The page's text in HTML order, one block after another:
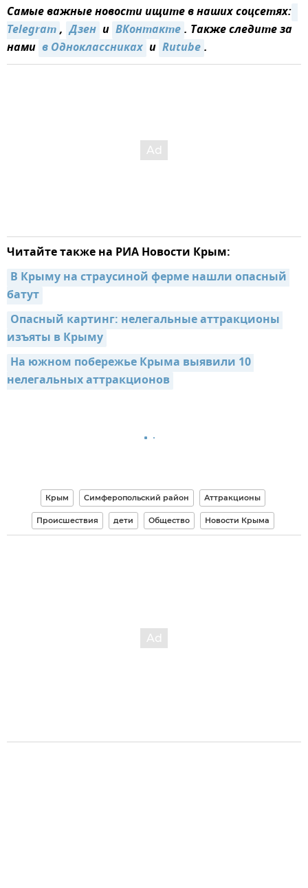
Самые важные новости ищите в наших соцсетях:
Telegram, Дзен и ВКонтакте. Также следите за
нами в Одноклассниках и Rutube.
Читайте также на РИА Новости Крым:
В Крыму на страусиной ферме нашли опасный
батут
Опасный картинг: нелегальные аттракционы
изъяты в Крыму
На южном побережье Крыма выявили 10
нелегальных аттракционов
Крым Симферопольский район Аттракционы
Происшествия дети Общество Новости Крыма